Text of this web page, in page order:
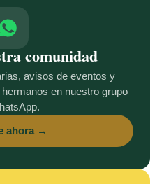
comunidad
avisos de eventos y
en nuestro grupo
ahora →